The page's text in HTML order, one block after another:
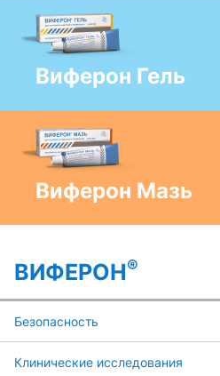
Виферон Гель
Виферон Мазь
ВИФЕРОН®
Безопасность
Клинические исследования